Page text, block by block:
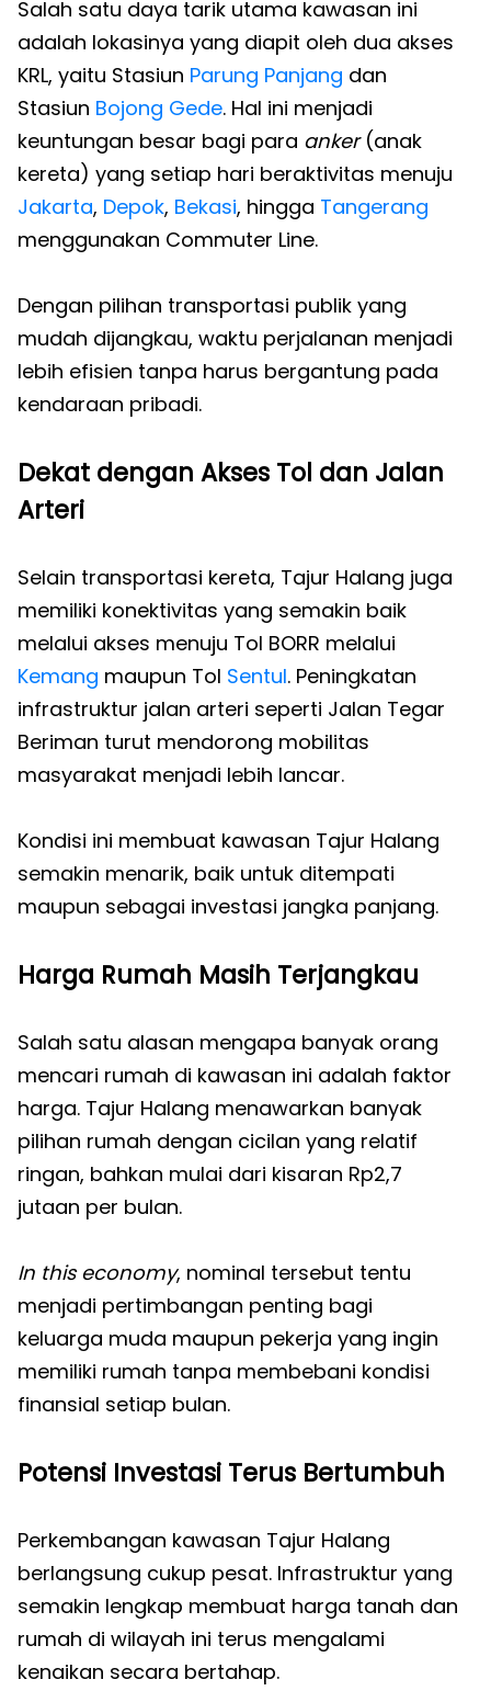
Salah satu daya tarik utama kawasan ini
adalah lokasinya yang diapit oleh dua akses
KRL, yaitu Stasiun Parung Panjang dan
Stasiun Bojong Gede. Hal ini menjadi
keuntungan besar bagi para anker(anak
kereta) yang setiap hari beraktivitas menuju
Jakarta, Depok, Bekasi, hingga Tangerang
menggunakan Commuter Line.
Dengan pilihan transportasi publik yang
mudah dijangkau, waktu perjalanan menjadi
lebih efisien tanpa harus bergantung pada
kendaraan pribadi.
Dekat dengan Akses Tol dan Jalan
Arteri
Selain transportasi kereta, Tajur Halang juga
memiliki konektivitas yang semakin baik
melalui akses menuju Tol BORR melalui
Kemang maupun Tol Sentul. Peningkatan
infrastruktur jalan arteri seperti Jalan Tegar
Beriman turut mendorong mobilitas
masyarakat menjadi lebih lancar.
Kondisi ini membuat kawasan Tajur Halang
semakin menarik, baik untuk ditempati
maupun sebagai investasi jangka panjang.
Harga Rumah Masih Terjangkau
Salah satu alasan mengapa banyak orang
mencari rumah di kawasan ini adalah faktor
harga. Tajur Halang menawarkan banyak
pilihan rumah dengan cicilan yang relatif
ringan, bahkan mulai dari kisaran Rp2,7
jutaan per bulan.
In this economy, nominal tersebut tentu
menjadi pertimbangan penting bagi
keluarga muda maupun pekerja yang ingin
memiliki rumah tanpa membebani kondisi
finansial setiap bulan.
Potensi Investasi Terus Bertumbuh
Perkembangan kawasan Tajur Halang
berlangsung cukup pesat. Infrastruktur yang
semakin lengkap membuat harga tanah dan
rumah di wilayah ini terus mengalami
kenaikan secara bertahap.